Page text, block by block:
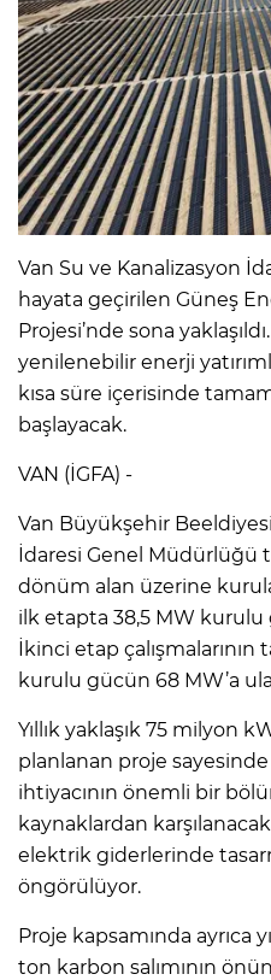
Van Su ve Kanalizasyon
hayata geçirilen Güneş
Projesi’nde sona
yenilenebilir enerji
kısa süre içerisinde
başlayacak.
VAN (İGFA) -
Van Büyükşehir
İdaresi Genel Müdürlüğü
dönüm alan üzerine
ilk etapta 38,5 MW
İkinci etap
kurulu gücün 68 MW’a
Yıllık yaklaşık 75 milyon
planlanan proje sayesinde
ihtiyacının önemli bir
kaynaklardan
elektrik giderlerinde
öngörülüyor.
Proje kapsamında ayrıca
ton karbon salımının